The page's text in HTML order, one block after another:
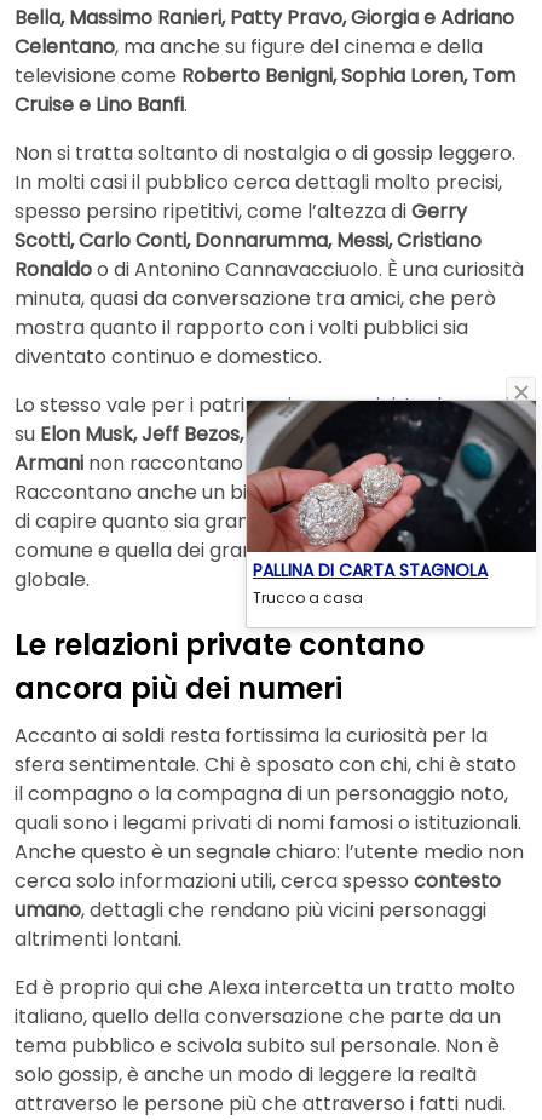
Bella, Massimo Ranieri, Patty Pravo, Giorgia e Adriano
Celentano, ma anche su figure del cinema e della
televisione come Roberto Benigni, Sophia Loren, Tom
Cruise e Lino Banfi.
Non si tratta soltanto di nostalgia o di gossip leggero.
In molti casi il pubblico cerca dettagli molto precisi,
spesso persino ripetitivi, come l’altezza diGerry
Scotti, Carlo Conti, Donnarumma, Messi, Cristiano
Ronaldoo di Antonino Cannavacciuolo. È una curiosità
minuta, quasi da conversazione tra amici, che però
mostra quanto il rapporto con i volti pubblici sia
diventato continuo e domestico.
Lo stesso vale per i patrimoni economici. Le domande
su Elon Musk, Jeff Bezos, Bill Gates, MrBeast o Giorgio
Armani non raccontano solo interesse per il denaro.
Raccontano anche un bisogno di misurare le distanze,
di capire quanto sia grande la forbice tra la vita
comune e quella dei grandi protagonisti della scena
globale.
Le relazioni private contano
ancora più dei numeri
Accanto ai soldi resta fortissima la curiosità per la
sfera sentimentale. Chi è sposato con chi, chi è stato
il compagno o la compagna di un personaggio noto,
quali sono i legami privati di nomi famosi o istituzionali.
Anche questo è un segnale chiaro: l’utente medio non
cerca solo informazioni utili, cerca spesso contesto
umano, dettagli che rendano più vicini personaggi
altrimenti lontani.
Ed è proprio qui che Alexa intercetta un tratto molto
italiano, quello della conversazione che parte da un
tema pubblico e scivola subito sul personale. Non è
solo gossip, è anche un modo di leggere la realtà
attraverso le persone più che attraverso i fatti nudi.
PALLINA DI CARTA STAGNOLA
Trucco a casa